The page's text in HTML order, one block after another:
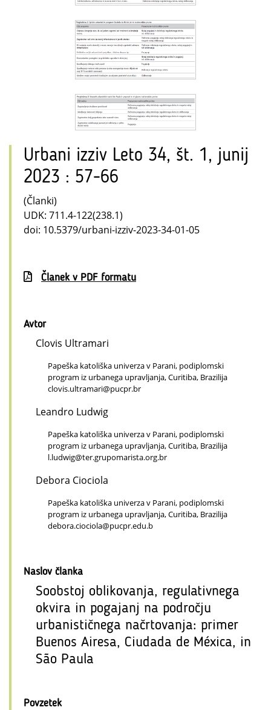
Urbani izziv Leto 34, št. 1, junij
2023 : 57-66
(Članki)
UDK: 711.4-122(238.1)
doi: 10.5379/urbani-izziv-2023-34-01-05
Članek v PDF formatu
Avtor
Clovis Ultramari
Papeška katoliška univerza v Parani, podiplomski
program iz urbanega upravljanja, Curitiba, Brazilija
clovis.ultramari@pucpr.br
Leandro Ludwig
Papeška katoliška univerza v Parani, podiplomski
program iz urbanega upravljanja, Curitiba, Brazilija
l.ludwig@ter.grupomarista.org.br
Debora Ciociola
Papeška katoliška univerza v Parani, podiplomski
program iz urbanega upravljanja, Curitiba, Brazilija
debora.ciociola@pucpr.edu.b
Naslov članka
Soobstoj oblikovanja, regulativnega
okvira in pogajanj na področju
urbanističnega načrtovanja: primer
Buenos Airesa, Ciudada de Méxica, in
São Paula
Povzetek